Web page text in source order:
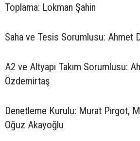
Toplama: Lokman Şahin
Saha ve Tesis Sorumlusu: Ahmet
A2 ve Altyapı Takım Sorumlusu:
Özdemirtaş
Denetleme Kurulu: Murat Pirgot,
Oğuz Akayoğlu